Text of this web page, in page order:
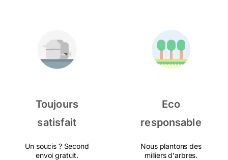
Toujours
satisfait
Un soucis ? Second
envoi gratuit.
Eco
responsable
Nous plantons des
milliers d'arbres.